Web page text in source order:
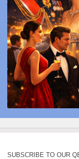
SUBSCRIBE TO OUR